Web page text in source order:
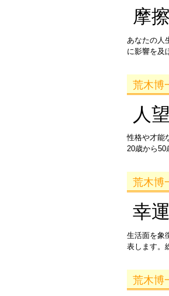
摩
あなたの人
に影響を及
荒木博
人
性格や才能
20歳から50
荒木博
幸
生活面を象
表します。
荒木博